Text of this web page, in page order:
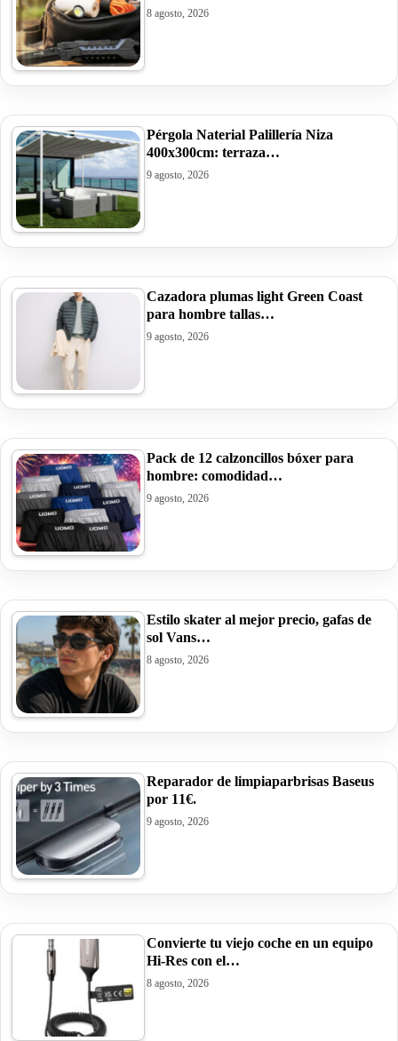
8 agosto, 2026
Pérgola Naterial Palillería Niza
400x300cm: terraza…
9 agosto, 2026
Cazadora plumas light Green Coast
para hombre tallas…
9 agosto, 2026
Pack de 12 calzoncillos bóxer para
hombre: comodidad…
9 agosto, 2026
Estilo skater al mejor precio, gafas de
sol Vans…
8 agosto, 2026
Reparador de limpiaparbrisas Baseus
por 11€.
9 agosto, 2026
Convierte tu viejo coche en un equipo
Hi-Res con el…
8 agosto, 2026